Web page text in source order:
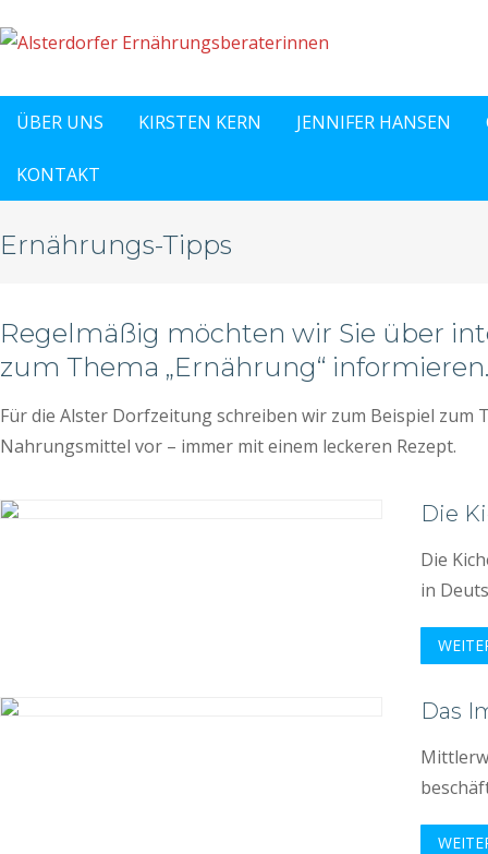
ÜBER UNS KIRSTEN KERN JENNIFER HANSEN
KONTAKT
Ernährungs-Tipps
Regelmäßig möchten wir Sie über
zum Thema „Ernährung“ informieren.
Für die Alster Dorfzeitung schreiben wir zum Beispiel zum
Nahrungsmittel vor – immer mit einem leckeren Rezept.
Die
Die
in
Das